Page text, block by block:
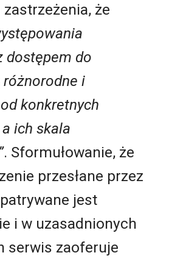
że
dostępem do
i
konkretnych
ich skala
. Sformułowanie, że
przesłane przez
jest
i w uzasadnionych
serwis zaoferuje